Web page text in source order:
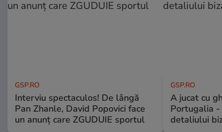
GSP.RO
Interviu spectaculos! De lângă
Pan Zhanle, David Popovici face
un anunț care ZGUDUIE sportul
GSP.RO
A jucat cu
Portugalia -
detaliului